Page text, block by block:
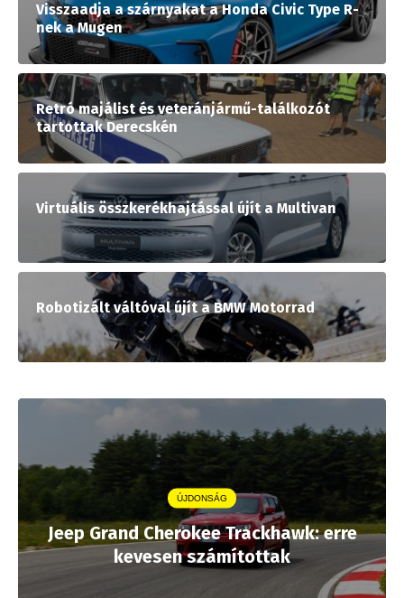
Visszaadja a szárnyakat a Honda Civic Type R-
nek a Mugen
Retró majálist és veteránjármű-találkozót
tartottak Derecskén
Virtuális összkerékhajtással újít a Multivan
Robotizált váltóval újít a BMW Motorrad
ÚJDONSÁG
Jeep Grand Cherokee Trackhawk: erre
kevesen számítottak